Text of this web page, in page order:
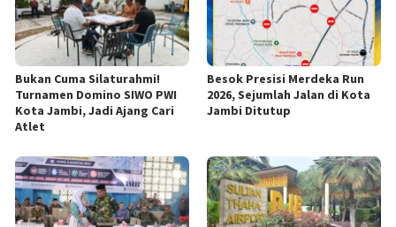
Bukan Cuma Silaturahmi!
Turnamen Domino SIWO PWI
Kota Jambi, Jadi Ajang Cari
Atlet
Besok Presisi Merdeka Run
2026, Sejumlah Jalan di Kota
Jambi Ditutup